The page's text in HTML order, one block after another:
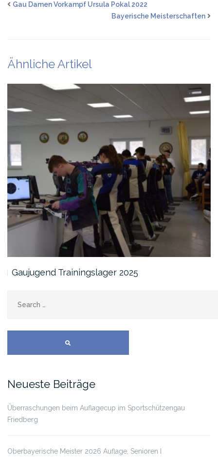
Gau Damen Vorkampf Ursula Pokal 2022
Bayerische Meisterschaften
Ähnliche Artikel
Gaujugend Trainingslager 2025
SEARCH
Neueste Beiträge
Überraschungen beim Auflagecup im Sportschützengau
Friedberg
Oberbayerische Meister 2026 Auflage, Senioren I